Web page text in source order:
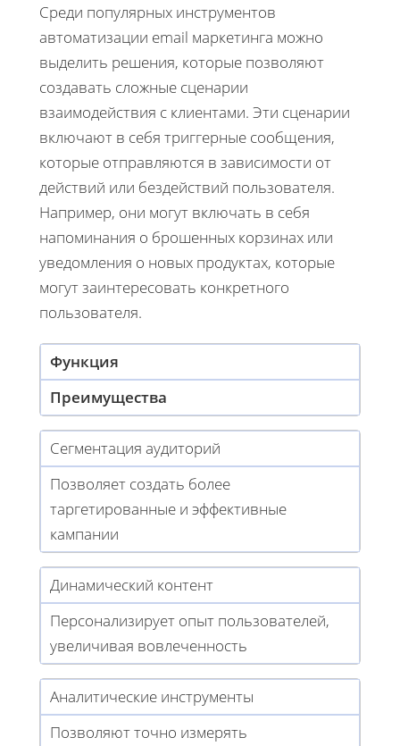
Среди популярных инструментов
автоматизации email маркетинга можно
выделить решения, которые позволяют
создавать сложные сценарии
взаимодействия с клиентами. Эти сценарии
включают в себя триггерные сообщения,
которые отправляются в зависимости от
действий или бездействий пользователя.
Например, они могут включать в себя
напоминания о брошенных корзинах или
уведомления о новых продуктах, которые
могут заинтересовать конкретного
пользователя.
Функция
Преимущества
Сегментация аудиторий
Позволяет создать более
таргетированные и эффективные
кампании
Динамический контент
Персонализирует опыт пользователей,
увеличивая вовлеченность
Аналитические инструменты
Позволяют точно измерять